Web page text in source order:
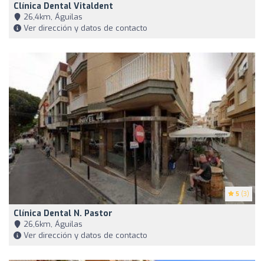
Clínica Dental Vitaldent
26,4km, Águilas
Ver dirección y datos de contacto
5 (3)
Clínica Dental N. Pastor
26,6km, Águilas
Ver dirección y datos de contacto